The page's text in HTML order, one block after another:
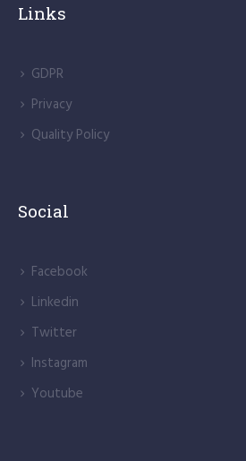
Links
GDPR
Privacy
Quality Policy
Social
Facebook
Linkedin
Twitter
Instagram
Youtube